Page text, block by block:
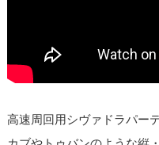
高速周回用シヴァドラパー